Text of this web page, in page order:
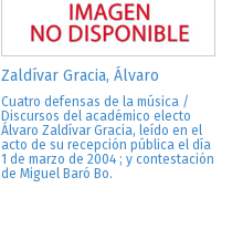
Zaldívar Gracia, Álvaro
Cuatro defensas de la música /
Discursos del académico electo
Álvaro Zaldívar Gracia, leído en el
acto de su recepción pública el día
1 de marzo de 2004 ; y contestación
de Miguel Baró Bo.